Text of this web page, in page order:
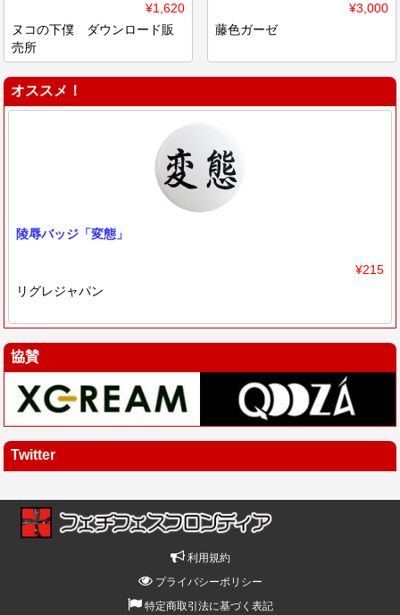
¥1,620
ヌコの下僕 ダウンロード販
売所
¥3,000
藤色ガーゼ
オススメ！
陵辱バッジ「変態」
¥215
リグレジャパン
協賛
Twitter
利用規約
プライバシーポリシー
特定商取引法に基づく表記